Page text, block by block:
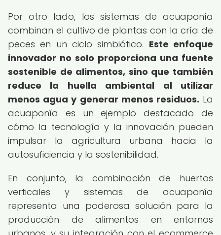
Por otro lado, los sistemas de acuaponía
combinan el cultivo de plantas con la cría de
peces en un ciclo simbiótico. Este enfoque
innovador no solo proporciona una fuente
sostenible de alimentos, sino que también
reduce la huella ambiental al utilizar
menos agua y generar menos residuos. La
acuaponía es un ejemplo destacado de
cómo la tecnología y la innovación pueden
impulsar la agricultura urbana hacia la
autosuficiencia y la sostenibilidad.
En conjunto, la combinación de huertos
verticales y sistemas de acuaponía
representa una poderosa solución para la
producción de alimentos en entornos